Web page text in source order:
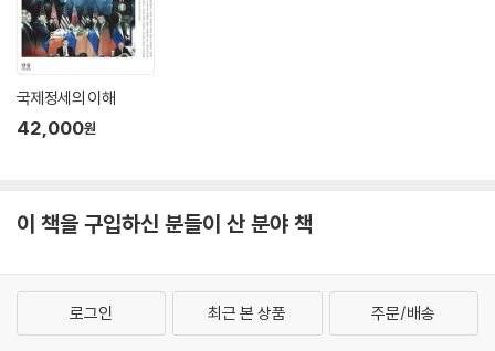
우리 사회의 갈등의 원인은 여러 가지이다. 학자들마다 다양한 의견을 제
시한다. 여러 원인 중에 하나는 우리 헌법에서 규정한 자유민주주의 제도
에 대한 충분한 이해와 교육의 부족도 중요한 원인이다. 깊고도 오랜 역사
를 통해 형성된 민주주의를 교과서의 몇 페이지로 배웠다. 민주주의의 이
론적 토대와 역사적 과정을 충분히 이해하지 못한 측면이 있다.
시민사회로 전환될 때, 보편적 가치의 공유와 함께 사회적 통합도 이루어
한민국의 기본적인 가치인 자유민주주의 제도에 대한 기본적인 이해가 전
제되어야 한다. 이 책은 자유민주주의의 다양한 이론과 문화, 그리고 주체
국제정세의 이해
42,000원
이 책을 구입하신 분들이 산 분야 책
로그인 최근 본 상품 주문/배송